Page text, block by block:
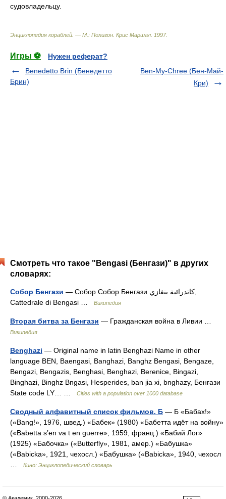
судовладельцу.
Энциклопедия кораблей. — М.: Полигон Крис Маршал 1997.
Игры ⚽
Нужен реферат?
Benedetto Brin (Бенедетто
Брин)
Ben-My-Chree (Бен-Май-
Кри)
Смотреть что такое "Bengasi (Бенгази)" в других
словарях:
Собор Бенгази — Собор Собор Бенгази كاتدرائية بنغازي,
Cattedrale di Bengasi …
Википедия
Вторая битва за Бенгази — Гражданская война в Ливии …
Википедия
Benghazi — Original name in latin Benghazi Name in other
language BEN, Baengasi, Banghazi, Banghz Bengasi, Bengaze,
Bengazi, Bengazis, Benghasi, Benghazi, Berenice, Bingazi,
Binghazi, Binghz Bngasi, Hesperides, ban jia xi, bnghazy, Бенгази
State code LY… …
Cities with a population over 1000 database
Сводный алфавитный список фильмов. Б — Б «Бабах!»
(«Bang!», 1976, швед.) «Бабек» (1980) «Бабетта идёт на войну»
(«Babetta s’en va t en guerre», 1959, франц.) «Бабий Лог»
(1925) «Бабочка» («Butterfly», 1981, амер.) «Бабушка»
(«Babicka», 1921, чехосл.) «Бабушка» («Babicka», 1940, чехосл
Кино: Энциклопедический словарь